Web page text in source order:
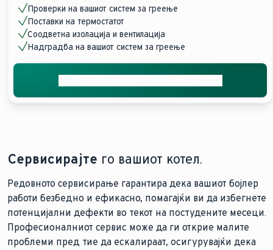
Проверки на вашиот систем за греење
Поставки на термостатот
Соодветна изолација и вентилација
Надградба на вашиот систем за греење
Сервисирајте го вашиот котел.
Редовното сервисирање гарантира дека вашиот бојлер
работи безбедно и ефикасно, помагајќи ви да избегнете
потенцијални дефекти во текот на постудените месеци.
Професионалниот сервис може да ги открие малите
проблеми пред тие да ескалираат, осигурувајќи дека